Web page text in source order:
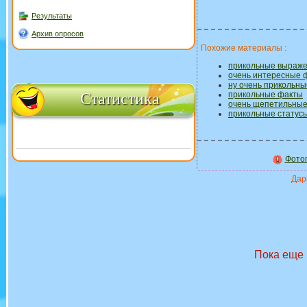
Результаты
Архив опросов
Статистика
Похожие материалы :
прикольные
очень интересные
ну очень
прикольные факты
очень
прикольные
Пока еще